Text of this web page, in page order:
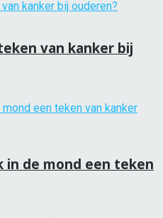
van kanker bij
in de mond een teken